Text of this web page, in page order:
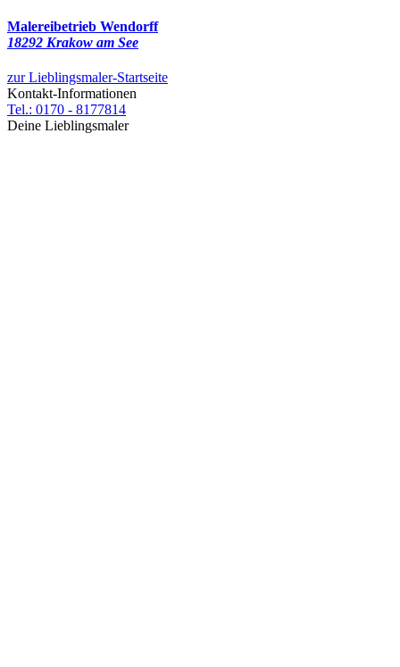
Malereibetrieb Wendorff
18292 Krakow am See
zur Lieblingsmaler-Startseite
Kontakt-Informationen
Tel.: 0170 - 8177814
Deine Lieblingsmaler